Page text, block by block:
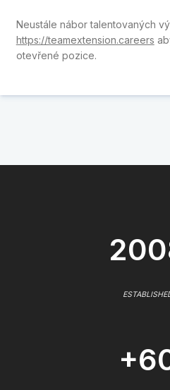
Neustále nábor talentovaných
https://teamextension.careers
otevřené pozice.